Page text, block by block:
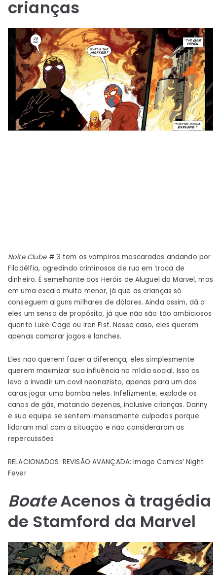
crianças
Noite Clube# 3 tem os vampiros mascarados andando por
Filadélfia, agredindo criminosos de rua em troca de
dinheiro. É semelhante aos Heróis de Aluguel da Marvel, mas
em uma escala muito menor, já que as crianças só
conseguem alguns milhares de dólares. Ainda assim, dá a
eles um senso de propósito, já que não são tão ambiciosos
quanto Luke Cage ou Iron Fist. Nesse caso, eles querem
apenas comprar jogos e lanches.
Eles não querem fazer a diferença, eles simplesmente
querem maximizar sua influência na mídia social. Isso os
leva a invadir um covil neonazista, apenas para um dos
caras jogar uma bomba neles. Infelizmente, explode os
canos de gás, matando dezenas, inclusive crianças. Danny
e sua equipe se sentem imensamente culpados porque
lidaram mal com a situação e não consideraram as
repercussões.
RELACIONADOS: REVISÃO AVANÇADA: Image Comics’ Night
Fever
BoateAcenos à tragédia
de Stamford da Marvel